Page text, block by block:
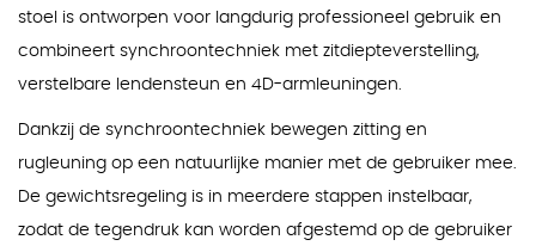
stoel is ontworpen voor langdurig professioneel gebruik en
combineert synchroontechniek met zitdiepteverstelling,
verstelbare lendensteun en 4D-armleuningen.
Dankzij de synchroontechniek bewegen zitting en
rugleuning op een natuurlijke manier met de gebruiker mee.
De gewichtsregeling is in meerdere stappen instelbaar,
zodat de tegendruk kan worden afgestemd op de gebruiker